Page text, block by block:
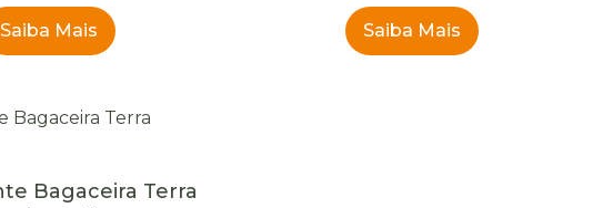
Saiba Mais Saiba Mais
Bagaceira Terra